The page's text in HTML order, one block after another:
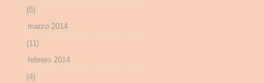
(5)
marzo 2014
(11)
febrero 2014
(4)